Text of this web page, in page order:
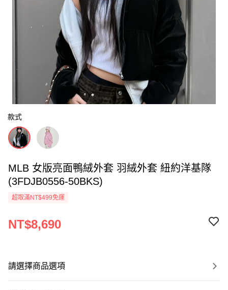
款式
MLB 女版亮面鴨絨外套 羽絨外套 紐約洋基隊
(3FDJB0556-50BKS)
超取滿NT$499免運
NT$8,690
請選擇商品選項